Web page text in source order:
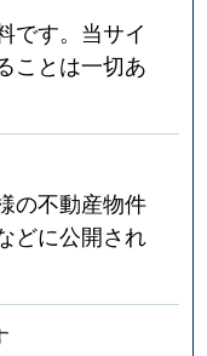
です。当サイ
ことは一切あ
の不動産物件
どに公開され